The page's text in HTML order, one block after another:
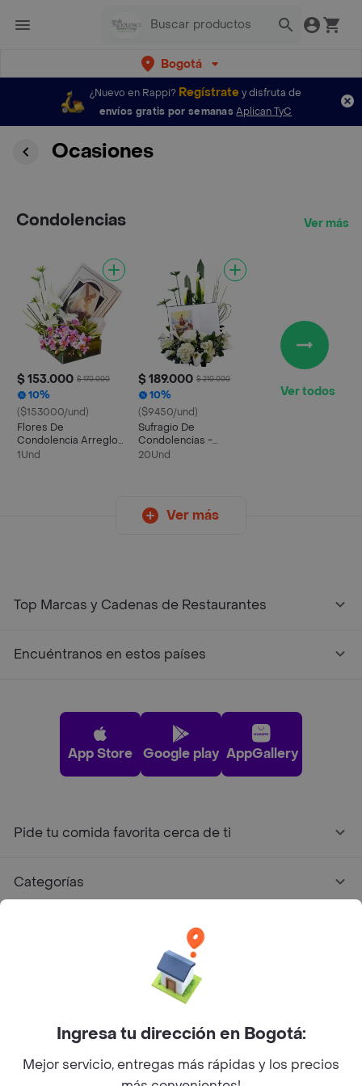
Bogotá
¿Nuevo en Rappi? Regístratey disfruta de
envíos gratis por semanas Aplican TyC
Ocasiones
Condolencias Ver más
$ 153.000 $ 170.000
10%
($153000/und)
Flores De
Condolencia Arreglo
Floral Sufragio
1Und
$ 189.000 $ 210.000
10%
($9450/und)
Sufragio De
Condolencias -
Celestial
20Und
Ver todos
Ver más
Top Marcas y Cadenas de Restaurantes
Encuéntranos en estos países
App Store Google play AppGallery
Pide tu comida favorita cerca de ti
Categorías
Facebook
Twitter
Instagram
©2026Rappi Inc. All rights reserved.
Ingresa tu dirección en Bogotá:
Mejor servicio, entregas más rápidas y los precios